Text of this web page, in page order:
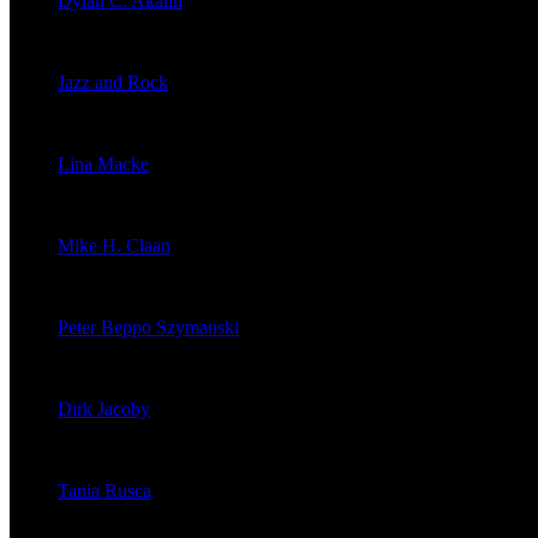
Jazz and Rock
Lina Macke
Mike H. Claan
Peter Beppo Szymanski
Dirk Jacoby
Tania Rusca